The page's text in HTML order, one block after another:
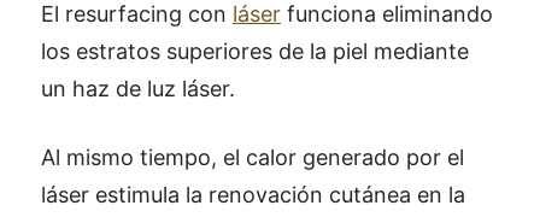
El resurfacing con láser funciona eliminando
los estratos superiores de la piel mediante
un haz de luz láser.
Al mismo tiempo, el calor generado por el
láser estimula la renovación cutánea en la